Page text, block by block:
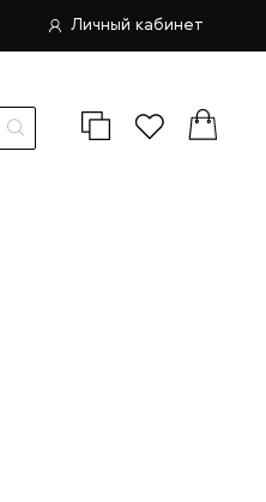
Личный кабинет